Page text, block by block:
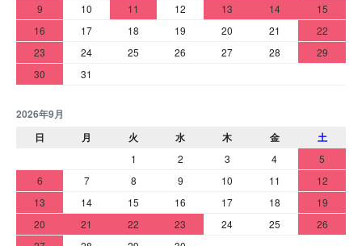
9
10 11 12 13 14
15
16
17 18 19 20 21
22
23
24 25 26 27 28
29
30
31
2026年9月
日
月 火 水 木 金 土
1 2 3 4
5
6
7 8 9 10 11
12
13
14 15 16 17 18
19
20
21 22 23 24 25
26